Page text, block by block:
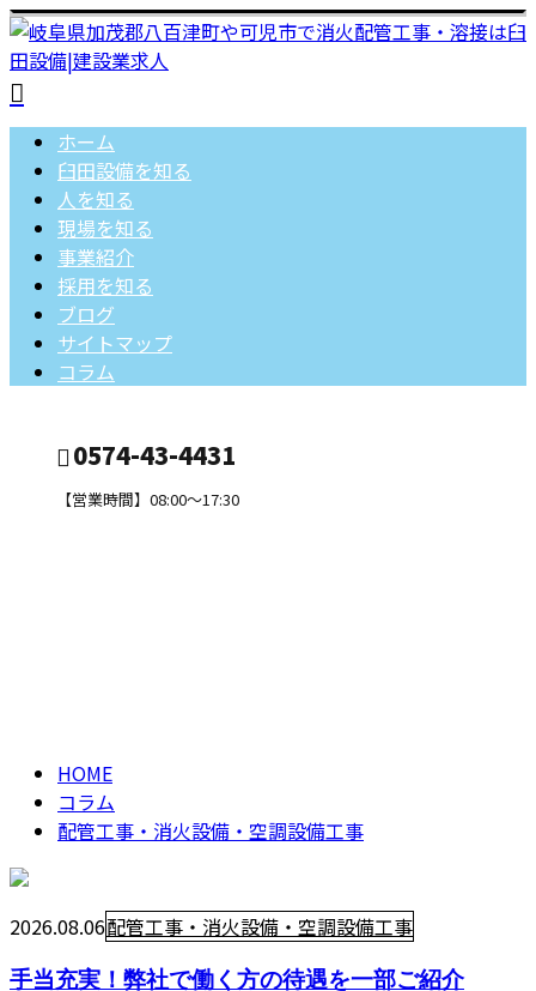
ホーム
臼田設備を知る
人を知る
現場を知る
事業紹介
採用を知る
ブログ
サイトマップ
コラム
0574-43-4431
【営業時間】08:00～17:30
HOME
コラム
配管工事・消火設備・空調設備工事
2026.08.06配管工事・消火設備・空調設備工事
手当充実！弊社で働く方の待遇を一部ご紹介